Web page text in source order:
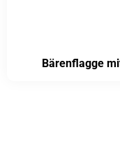
Bärenflagge